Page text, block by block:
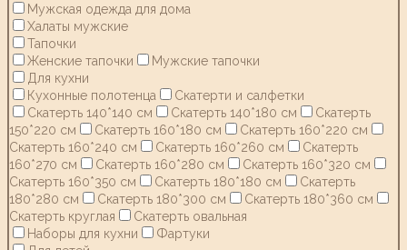
Мужская одежда для дома
Халаты мужские
Тапочки
Женские тапочки
Мужские тапочки
Для кухни
Кухонные полотенца
Скатерти и салфетки
Скатерть 140*140 см
Скатерть 140*180 см
Скатерть
150*220 см
Скатерть 160*180 см
Скатерть 160*220 см
Скатерть 160*240 см
Скатерть 160*260 см
Скатерть
160*270 см
Скатерть 160*280 см
Скатерть 160*320 см
Скатерть 160*350 см
Скатерть 180*180 см
Скатерть
180*280 см
Скатерть 180*300 см
Скатерть 180*360 см
Скатерть круглая
Скатерть овальная
Наборы для кухни
Фартуки